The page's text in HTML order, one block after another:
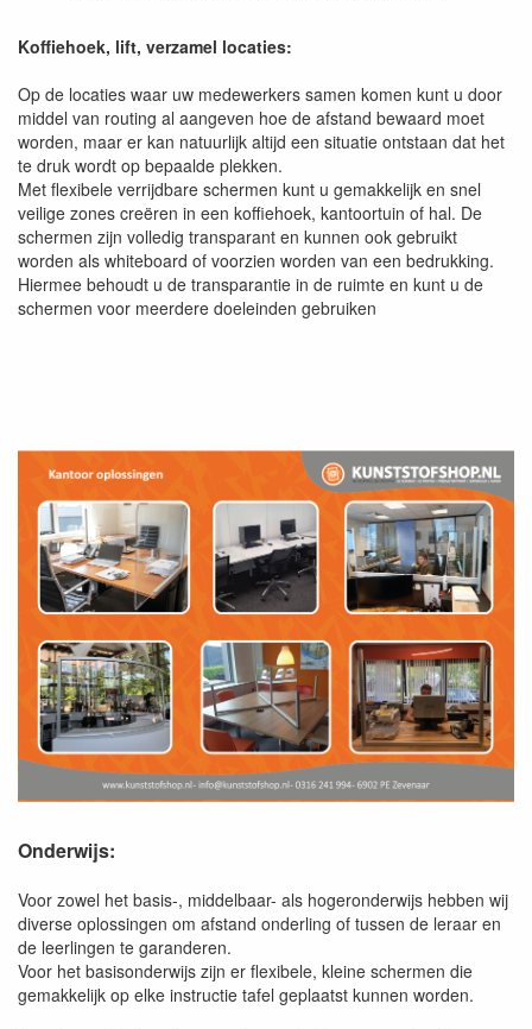
Koffiehoek, lift, verzamel locaties:
Op de locaties waar uw medewerkers samen komen kunt u door
middel van routing al aangeven hoe de afstand bewaard moet
worden, maar er kan natuurlijk altijd een situatie ontstaan dat het
te druk wordt op bepaalde plekken.
Met flexibele verrijdbare schermen kunt u gemakkelijk en snel
veilige zones creëren in een koffiehoek, kantoortuin of hal. De
schermen zijn volledig transparant en kunnen ook gebruikt
worden als whiteboard of voorzien worden van een bedrukking.
Hiermee behoudt u de transparantie in de ruimte en kunt u de
schermen voor meerdere doeleinden gebruiken
Onderwijs:
Voor zowel het basis-, middelbaar- als hogeronderwijs hebben wij
diverse oplossingen om afstand onderling of tussen de leraar en
de leerlingen te garanderen.
Voor het basisonderwijs zijn er flexibele, kleine schermen die
gemakkelijk op elke instructie tafel geplaatst kunnen worden.